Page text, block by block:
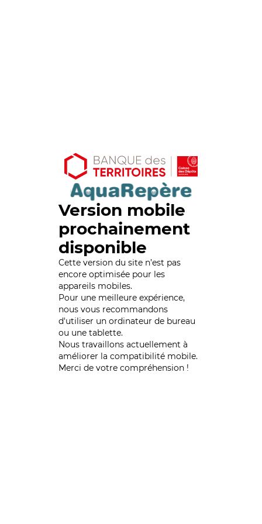
Version mobile
prochainement
disponible
Cette version du site n’est pas
encore optimisée pour les
appareils mobiles.
Pour une meilleure expérience,
nous vous recommandons
d'utiliser un ordinateur de bureau
ou une tablette.
Nous travaillons actuellement à
améliorer la compatibilité mobile.
Merci de votre compréhension !